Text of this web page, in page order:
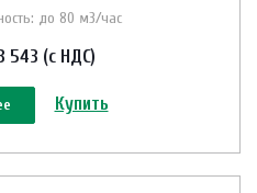
до 80 м3/час
543 (с НДС)
Купить